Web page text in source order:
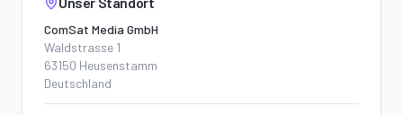
ComSat Media GmbH
Waldstrasse 1
63150 Heusenstamm
Deutschland